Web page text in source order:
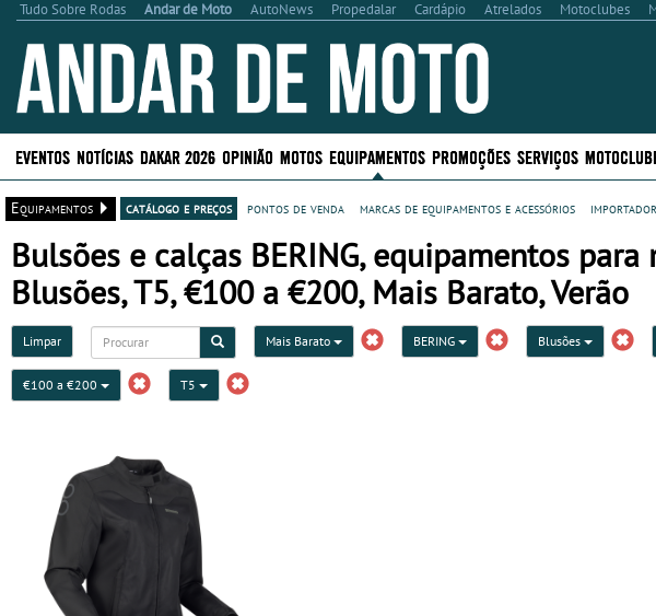
Tudo Sobre Rodas Andar de Moto AutoNews Propedalar Cardápio Atrelados Motoclubes
EVENTOS NOTÍCIAS DAKAR 2026 OPINIÃO MOTOS EQUIPAMENTOS PROMOÇÕES SERVIÇOS
Equipamentos catálogo e preços pontos de venda marcas de equipamentos e acessórios
Bulsões e calças BERING, equipamentos
Blusões, T5, €100 a €200, Mais Barato, Verão
Limpar Mais Barato BERING Blusões
€100 a €200 T5